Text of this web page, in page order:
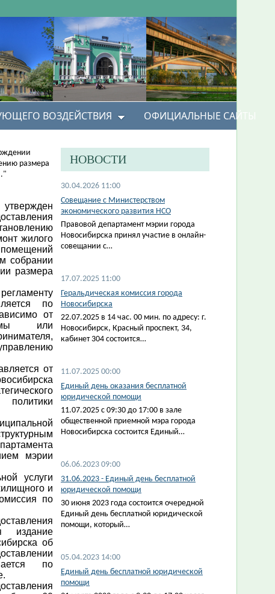
ВОЗДЕЙСТВИЯ ОФИЦИАЛЬНЫЕ САЙТЫ
размера
жилого
собрании
размера
по
от
или
от
политики
мэрии
услуги
и
по
издание
об
по
НОВОСТИ
30.04.2026 11:00
Совещание с Министерством
экономического развития НСО
Правовой департамент мэрии города
Новосибирска принял участие в онлайн-
совещании с…
17.07.2025 11:00
Геральдическая комиссия города
Новосибирска
22.07.2025 в 14 час. 00 мин. по адресу: г.
Новосибирск, Красный проспект, 34,
кабинет 304 состоится…
11.07.2025 00:00
Единый день оказания бесплатной
юридической помощи
11.07.2025 с 09:30 до 17:00 в зале
общественной приемной мэра города
Новосибирска состоится Единый…
06.06.2023 09:00
31.06.2023 - Единый день бесплатной
юридической помощи
30 июня 2023 года состоится очередной
Единый день бесплатной юридической
помощи, который…
05.04.2023 14:00
Единый день бесплатной юридической
помощи